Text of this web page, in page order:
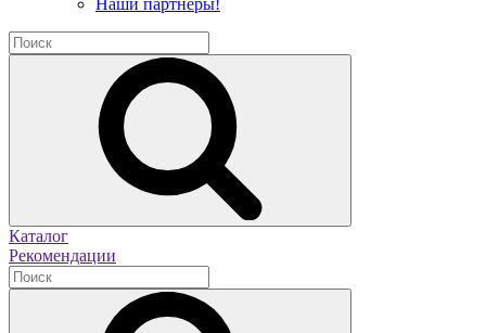
Наши партнеры!
Каталог
Рекомендации